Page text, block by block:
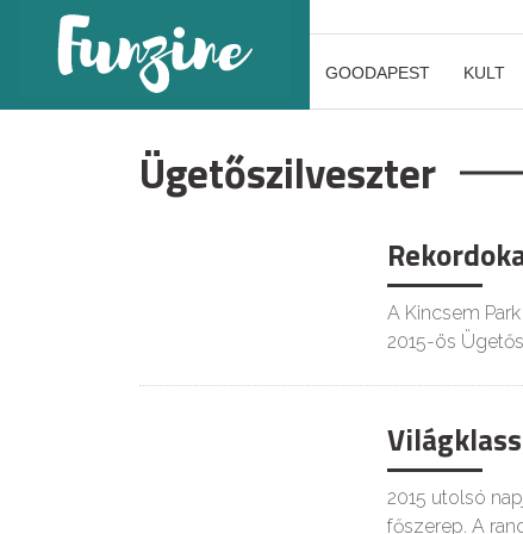
GOODAPEST KULT
Ügetőszilveszter
A Kincsem
2015-ös
2015 utolsó
főszerep. A